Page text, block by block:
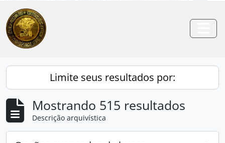
Limite seus resultados por:
Mostrando 515 resultados
Descrição arquivística